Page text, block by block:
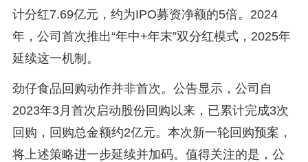
计分红7.69亿元，约为IPO募资净额的5倍。2024
年，公司首次推出“年中+年末”双分红模式，2025年
延续这一机制。
劲仔食品回购动作并非首次。公告显示，公司自
2023年3月首次启动股份回购以来，已累计完成3次
回购，回购总金额约2亿元。本次新一轮回购预案，
将上述策略进一步延续并加码。值得关注的是，公